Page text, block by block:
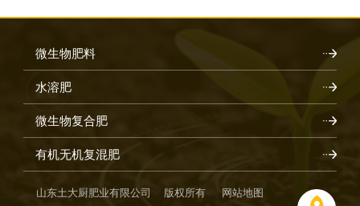
微生物肥料
水溶肥
微生物复合肥
有机无机复混肥
山东土大厨肥业有限公司 版权所有 网站地图